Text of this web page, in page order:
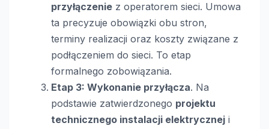
przyłączenie z operatorem sieci. Umowa
ta precyzuje obowiązki obu stron,
terminy realizacji oraz koszty związane z
podłączeniem do sieci. To etap
formalnego zobowiązania.
Etap 3: Wykonanie przyłącza. Na
podstawie zatwierdzonego projektu
technicznego instalacji elektrycznej i